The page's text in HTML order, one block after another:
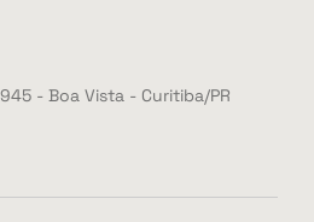
- Boa Vista - Curitiba/PR